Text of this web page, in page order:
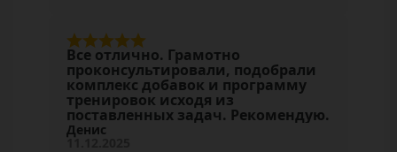
Все отлично. Грамотно
проконсультировали, подобрали
комплекс добавок и программу
тренировок исходя из
поставленных задач. Рекомендую.
Денис
11.12.2025